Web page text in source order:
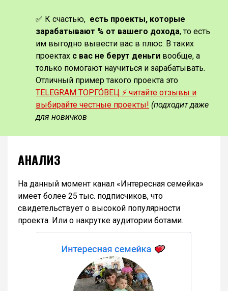
✅ К счастью, есть проекты, которые
зарабатывают % от вашего дохода, то есть
им выгодно вывести вас в плюс. В таких
проектах с вас не берут деньги вообще, а
только помогают научиться и зарабатывать.
Отличный пример такого проекта это
TELEGRAM ТОРГО́ВЕЦ ⚡️ читайте отзывы и
выбирайте честные проекты! (подходит даже
для новичков
АНАЛИЗ
На данный момент канал «Интересная семейка»
имеет более 25 тыс. подписчиков, что
свидетельствует о высокой популярности
проекта. Или о накрутке аудитории ботами.